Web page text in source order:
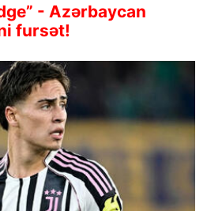
- Azərbaycan
fursət!